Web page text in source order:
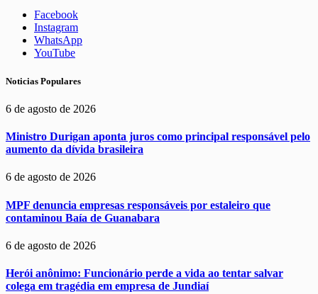
Facebook
Instagram
WhatsApp
YouTube
Noticias Populares
6 de agosto de 2026
Ministro Durigan aponta juros como principal responsável pelo
aumento da dívida brasileira
6 de agosto de 2026
MPF denuncia empresas responsáveis por estaleiro que
contaminou Baía de Guanabara
6 de agosto de 2026
Herói anônimo: Funcionário perde a vida ao tentar salvar
colega em tragédia em empresa de Jundiaí